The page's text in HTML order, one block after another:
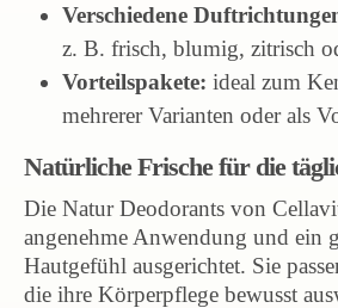
Verschiedene
z. B. frisch, blumig, zitrisch
Vorteilspakete: ideal zum
mehrerer Varianten oder als
Natürliche Frische für die
Die Natur Deodorants von
angenehme Anwendung und ein
Hautgefühl ausgerichtet. Sie
die ihre Körperpflege bewusst